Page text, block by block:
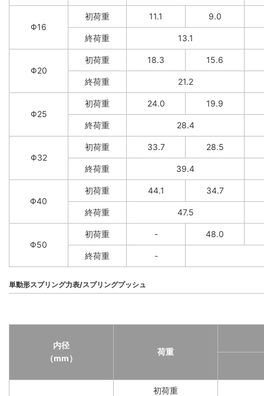
Φ16
初荷重 11.1 9.0
終荷重 13.1
Φ20
初荷重 18.3 15.6
終荷重 21.2
Φ25
初荷重 24.0 19.9
終荷重 28.4
Φ32
初荷重 33.7 28.5
終荷重 39.4
Φ40
初荷重 44.1 34.7
終荷重 47.5
Φ50
初荷重 - 48.0
終荷重 -
単動形スプリング力表/スプリングプッシュ
内径
（mm）
荷重
初荷重